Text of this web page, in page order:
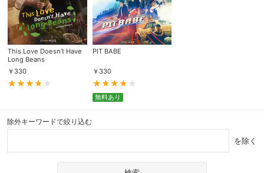
This Love Doesn’t Have
Long Beans
￥ 330
PIT BABE
￥ 330
無料あり
除外キーワードで絞り込む
を除く